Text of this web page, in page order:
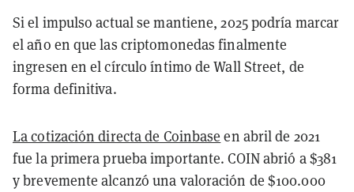
Si el impulso actual se mantiene, 2025 podría marcar
el año en que las criptomonedas finalmente
ingresen en el círculo íntimo de Wall Street, de
forma definitiva.
La cotización directa de Coinbase en abril de 2021
fue la primera prueba importante. COIN abrió a $381
y brevemente alcanzó una valoración de $100.000